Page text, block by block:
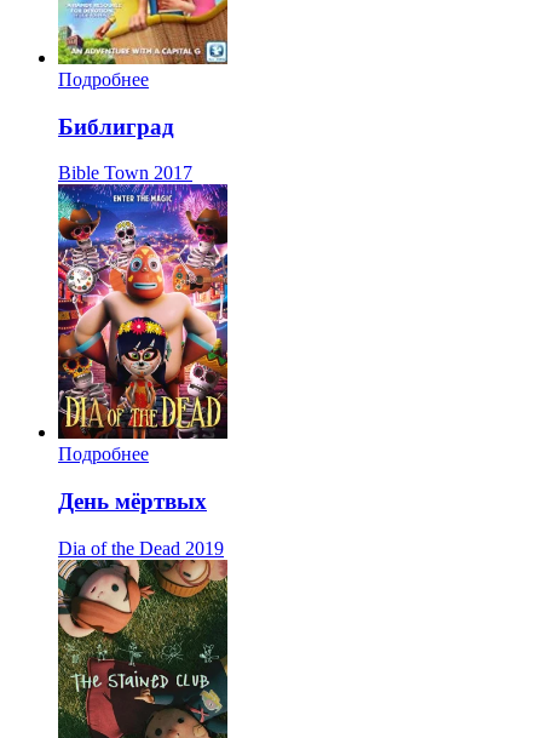
Подробнее
Библиград
Bible Town 2017
Подробнее
День мёртвых
Dia of the Dead 2019